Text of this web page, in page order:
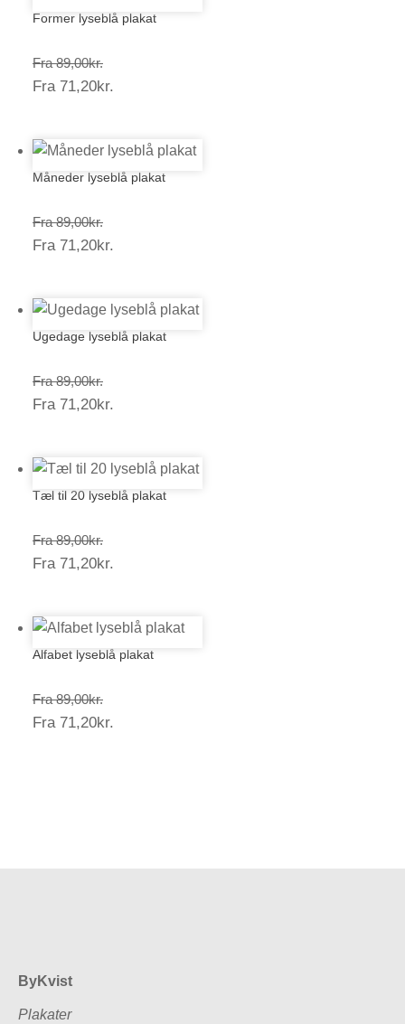
Former lyseblå plakat
Fra 89,00kr.Prisinterval:
89,00kr.
Fra 71,20kr.
Måneder lyseblå plakat
Fra 89,00kr.Prisinterval:
89,00kr.
Fra 71,20kr.
Ugedage lyseblå plakat
Fra 89,00kr.Prisinterval:
89,00kr.
Fra 71,20kr.
Tæl til 20 lyseblå plakat
Fra 89,00kr.Prisinterval:
89,00kr.
Fra 71,20kr.
Alfabet lyseblå plakat
Fra 89,00kr.Prisinterval:
89,00kr.
Fra 71,20kr.
ByKvist
Plakater